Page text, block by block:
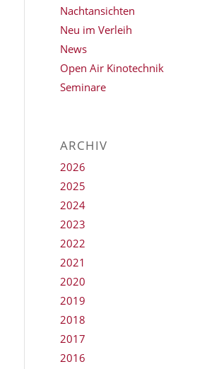
Nachtansichten
Neu im Verleih
News
Open Air Kinotechnik
Seminare
ARCHIV
2026
2025
2024
2023
2022
2021
2020
2019
2018
2017
2016